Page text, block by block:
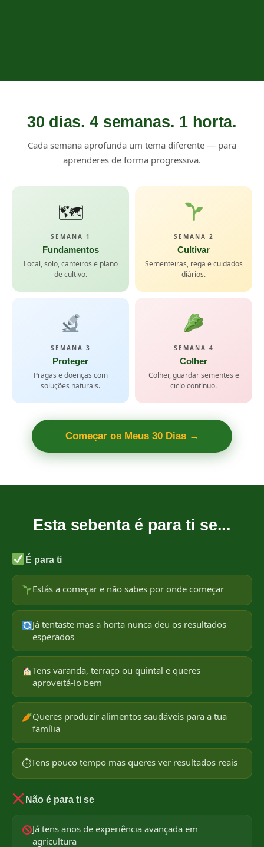
30 dias. 4 semanas. 1 horta.
Cada semana aprofunda um tema diferente — para
aprenderes de forma progressiva.
🗺
SEMANA 1
Fundamentos
Local, solo, canteiros e plano
de cultivo.
SEMANA 2
Cultivar
Sementeiras, rega e cuidados
diários.
SEMANA 3
Proteger
Pragas e doenças com
soluções naturais.
SEMANA 4
Colher
Colher, guardar sementes e
ciclo contínuo.
Começar os Meus 30 Dias →
Esta sebenta é para ti se...
É para ti
Estás a começar e não sabes por onde começar
Já tentaste mas a horta nunca deu os resultados
esperados
Tens varanda, terraço ou quintal e queres
aproveitá-lo bem
Queres produzir alimentos saudáveis para a tua
família
⏱Tens pouco tempo mas queres ver resultados reais
Não é para ti se
Já tens anos de experiência avançada em
agricultura